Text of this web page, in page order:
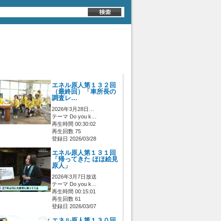
エネル原人第１３２回
（最終回）「車所長の
調査レ…
2026年3月28日…
テーマ Do you k…
再生時間 00:30:02
再生回数 75
登録日 2026/03/28
エネル原人第１３１回
「帰ってきた ほほ絵見
原人」
2026年3月7日放送
テーマ Do you k…
再生時間 00:15:01
再生回数 61
登録日 2026/03/07